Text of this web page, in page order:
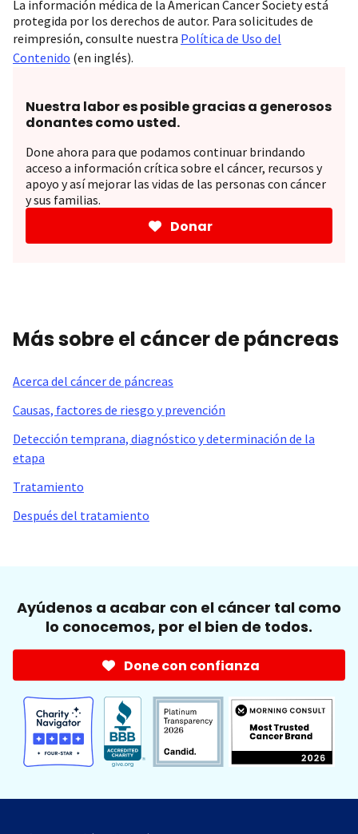
La información médica de la American Cancer Society está
protegida por los derechos de autor. Para solicitudes de
reimpresión, consulte nuestra Política de Uso del
Contenido (en inglés).
Nuestra labor es posible gracias a generosos
donantes como usted.
Done ahora para que podamos continuar brindando
acceso a información crítica sobre el cáncer, recursos y
apoyo y así mejorar las vidas de las personas con cáncer
y sus familias.
Donar
Más sobre el cáncer de páncreas
Acerca del cáncer de páncreas
Causas, factores de riesgo y prevención
Detección temprana, diagnóstico y determinación de la
etapa
Tratamiento
Después del tratamiento
Ayúdenos a acabar con el cáncer tal como
lo conocemos, por el bien de todos.
Done con confianza